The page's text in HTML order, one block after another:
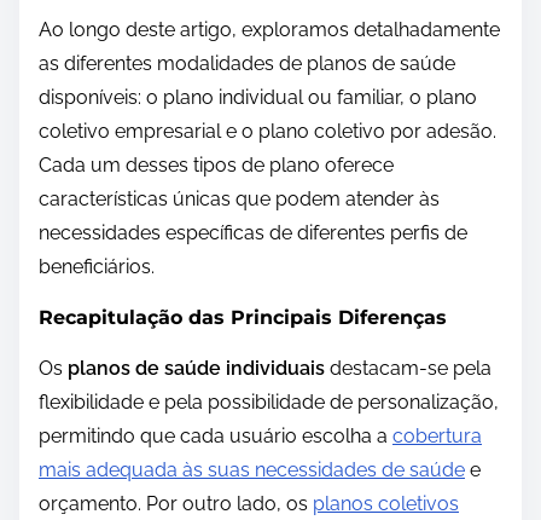
Ao longo deste artigo, exploramos detalhadamente
as diferentes modalidades de planos de saúde
disponíveis: o plano individual ou familiar, o plano
coletivo empresarial e o plano coletivo por adesão.
Cada um desses tipos de plano oferece
características únicas que podem atender às
necessidades específicas de diferentes perfis de
beneficiários.
Recapitulação das Principais Diferenças
Os planos de saúde individuais destacam-se pela
flexibilidade e pela possibilidade de personalização,
permitindo que cada usuário escolha a cobertura
mais adequada às suas necessidades de saúde e
orçamento. Por outro lado, os planos coletivos